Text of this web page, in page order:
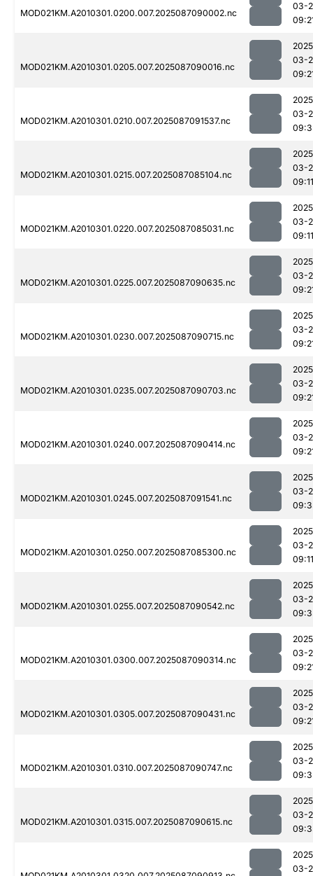
MOD021KM.A2010301.0200.007.2025087090002.nc
03-
MOD021KM.A2010301.0205.007.2025087090016.nc
03-
MOD021KM.A2010301.0210.007.2025087091537.nc
03-
MOD021KM.A2010301.0215.007.2025087085104.nc
03-
09:11
MOD021KM.A2010301.0220.007.2025087085031.nc
03-
09:11
MOD021KM.A2010301.0225.007.2025087090635.nc
03-
MOD021KM.A2010301.0230.007.2025087090715.nc
03-
MOD021KM.A2010301.0235.007.2025087090703.nc
03-
MOD021KM.A2010301.0240.007.2025087090414.nc
03-
MOD021KM.A2010301.0245.007.2025087091541.nc
03-
MOD021KM.A2010301.0250.007.2025087085300.nc
03-
09:11
MOD021KM.A2010301.0255.007.2025087090542.nc
03-
MOD021KM.A2010301.0300.007.2025087090314.nc
03-
MOD021KM.A2010301.0305.007.2025087090431.nc
03-
MOD021KM.A2010301.0310.007.2025087090747.nc
03-
MOD021KM.A2010301.0315.007.2025087090615.nc
03-
03-